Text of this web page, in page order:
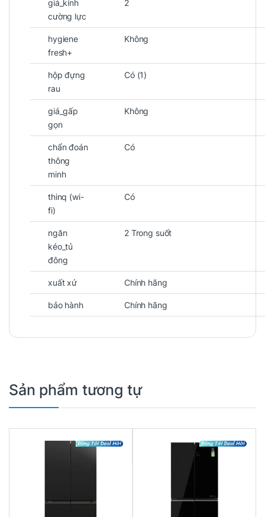
giá_kính
cường lực
2
hygiene
fresh+
Không
hộp đựng
rau
Có (1)
giá_gấp
gọn
Không
chẩn đoán
thông
minh
Có
thinq (wi-
fi)
Có
ngăn
kéo_tủ
đông
2 Trong suốt
xuất xứ Chính hãng
bảo hành Chính hãng
Sản phẩm tương tự